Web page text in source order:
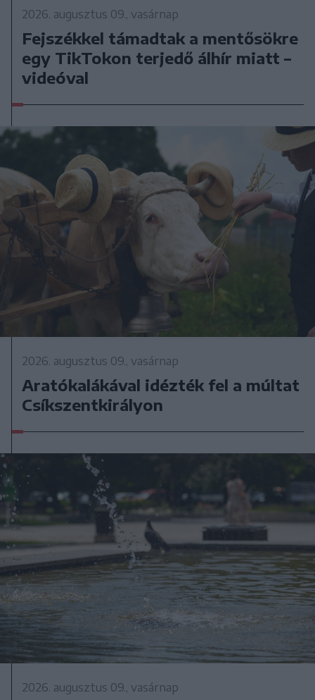
2026. augusztus 09., vasárnap
Fejszékkel támadtak a mentősökre
egy TikTokon terjedő álhír miatt –
videóval
2026. augusztus 09., vasárnap
Aratókalákával idézték fel a múltat
Csíkszentkirályon
2026. augusztus 09., vasárnap